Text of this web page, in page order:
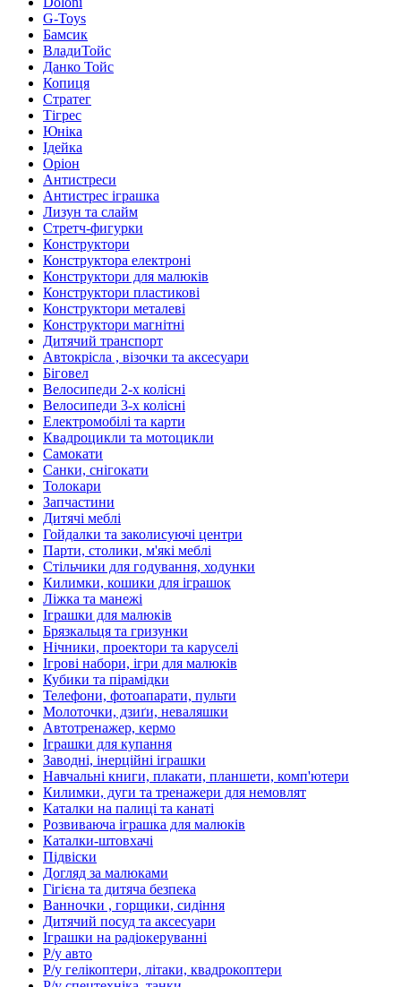
G-Toys
Бамсик
ВладиТойс
Данко Тойс
Копиця
Стратег
Тігрес
Юніка
Ідейка
Оріон
Антистреси
Антистрес іграшка
Лизун та слайм
Стретч-фигурки
Конструктори
Конструктора електроні
Конструктори для малюків
Конструктори пластикові
Конструктори металеві
Конструктори магнітні
Дитячий транспорт
Автокрісла , візочки та аксесуари
Біговел
Велосипеди 2-х колісні
Велосипеди 3-х колісні
Електромобілі та карти
Квадроцикли та мотоцикли
Самокати
Санки, снігокати
Толокари
Запчастини
Дитячі меблі
Гойдалки та заколисуючі центри
Парти, столики, м'які меблі
Стільчики для годування, ходунки
Килимки, кошики для іграшок
Ліжка та манежі
Іграшки для малюків
Брязкальця та гризунки
Нічники, проектори та каруселі
Ігрові набори, ігри для малюків
Кубики та пірамідки
Телефони, фотоапарати, пульти
Молоточки, дзиґи, неваляшки
Автотренажер, кермо
Іграшки для купання
Заводні, інерційні іграшки
Навчальні книги, плакати, планшети, комп'ютери
Килимки, дуги та тренажери для немовлят
Каталки на палиці та канаті
Розвиваюча іграшка для малюків
Каталки-штовхачі
Підвіски
Догляд за малюками
Гігієна та дитяча безпека
Ванночки , горщики, сидіння
Дитячий посуд та аксесуари
Іграшки на радіокеруванні
Р/у авто
Р/у гелікоптери, літаки, квадрокоптери